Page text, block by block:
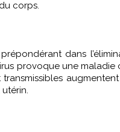
corps.
dans
provoque une